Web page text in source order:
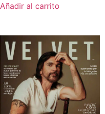
Añadir al carrito